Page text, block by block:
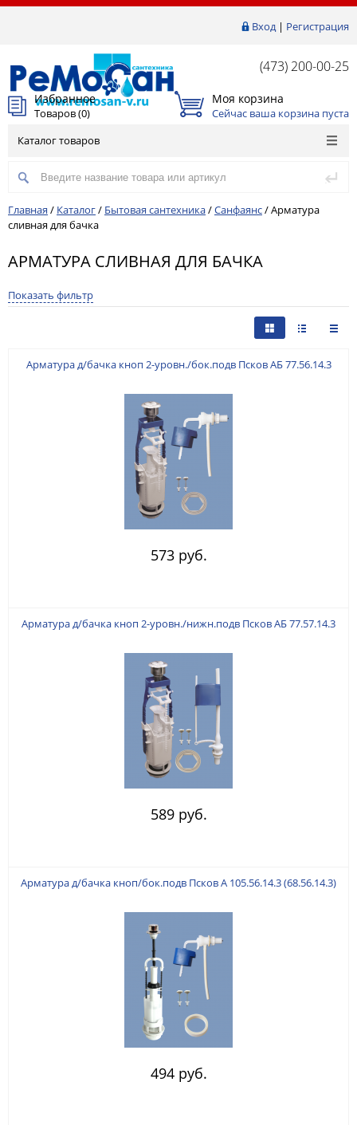
Вход| Регистрация
(473) 200-00-25
Избранное
Товаров (0)
Моя корзина
Сейчас ваша корзина пуста
Каталог товаров
Главная / Каталог/ Бытовая сантехника/Санфаянс/Арматура
сливная для бачка
АРМАТУРА СЛИВНАЯ ДЛЯ БАЧКА
Показать фильтр
Арматура д/бачка кноп 2-уровн./бок.подв Псков АБ 77.56.14.3
573 руб.
Арматура д/бачка кноп 2-уровн./нижн.подв Псков АБ 77.57.14.3
589 руб.
Арматура д/бачка кноп/бок.подв Псков А 105.56.14.3 (68.56.14.3)
494 руб.